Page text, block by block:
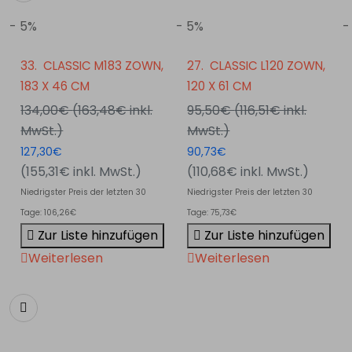
Wagen XLtrolley verfügbar, der den Transport von
Tischen mit einer Breite von 75 und 76 cm ermöglicht.
Im Angebot sind auch Tischdecken in verschiedenen
Ausführungen und Farben, angepasst für XL120-
Tische.
Für weitere Informationen und technische
Spezifikationen besuchen Sie die offizielle Website des
Herstellers.
- 5%
33. CLASSIC M183 ZOWN,
183 X 46 CM
134,00€(163,48€inkl.
MwSt.)
127,30€
(155,31€inkl. MwSt.)
Niedrigster Preis der letzten 30
Tage: 106,26€
Zur Liste hinzufügen
Weiterlesen
- 5%
27. CLASSIC L120 ZOWN,
120 X 61 CM
95,50€(116,51€inkl.
MwSt.)
90,73€
(110,68€inkl. MwSt.)
Niedrigster Preis der letzten 30
Tage: 75,73€
Zur Liste hinzufügen
Weiterlesen
-